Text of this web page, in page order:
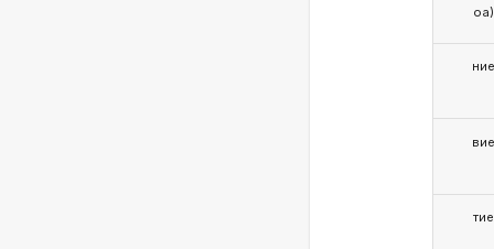
оа)
ние
вие
тие